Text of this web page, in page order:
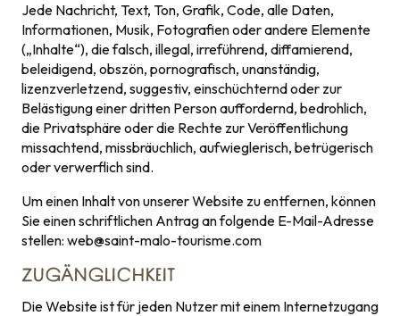
Jede Nachricht, Text, Ton, Grafik, Code, alle Daten,
Informationen, Musik, Fotografien oder andere Elemente
(„Inhalte“), die falsch, illegal, irreführend, diffamierend,
beleidigend, obszön, pornografisch, unanständig,
lizenzverletzend, suggestiv, einschüchternd oder zur
Belästigung einer dritten Person auffordernd, bedrohlich,
die Privatsphäre oder die Rechte zur Veröffentlichung
missachtend, missbräuchlich, aufwieglerisch, betrügerisch
oder verwerflich sind.
Um einen Inhalt von unserer Website zu entfernen, können
Sie einen schriftlichen Antrag an folgende E-Mail-Adresse
stellen: web@saint-malo-tourisme.com
ZUGÄNGLICHKEIT
Die Website ist für jeden Nutzer mit einem Internetzugang